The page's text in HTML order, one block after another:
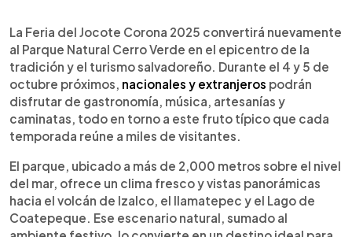
► Escuchar artículo
La Feria del Jocote Corona 2025 se celebrará el 4
y 5 de octubre en el Parque Natural Cerro Verde,
con un horario de 8:00 a. m. a 4:00 p. m. y entrada
de $2.00, disponible solo en Smart Ticket. El
evento reúne gastronomía, artesanías, música y
caminatas en un entorno natural con vistas al
volcán Izalco y al Lago de Coatepeque. El jocote
corona será protagonista en diversas
preparaciones, desde atoles hasta postres
innovadores. Además de celebrar la tradición, la
feria impulsa el turismo y la economía local,
apoyando a productores y emprendedores
salvadoreños.
La Feria del Jocote Corona 2025 convertirá nuevamente
al Parque Natural Cerro Verde en el epicentro de la
tradición y el turismo salvadoreño. Durante el 4 y 5 de
octubre próximos, nacionales y extranjeros podrán
disfrutar de gastronomía, música, artesanías y
caminatas, todo en torno a este fruto típico que cada
temporada reúne a miles de visitantes.
El parque, ubicado a más de 2,000 metros sobre el nivel
del mar, ofrece un clima fresco y vistas panorámicas
hacia el volcán de Izalco, el Ilamatepec y el Lago de
Coatepeque. Ese escenario natural, sumado al